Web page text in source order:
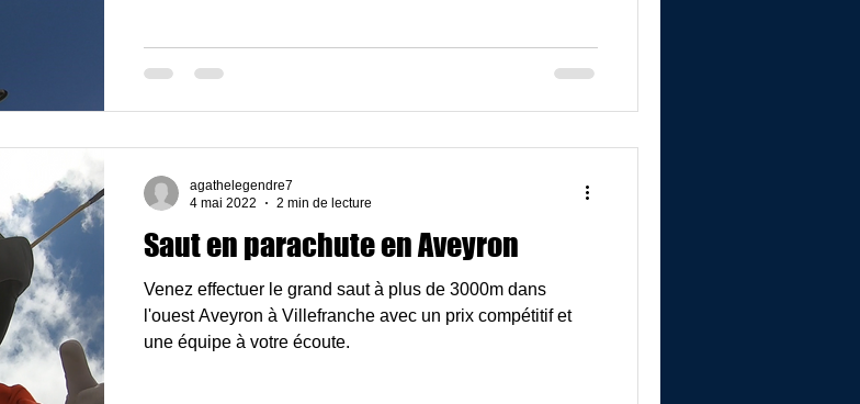
Saut en parachute en Aveyron
Venez effectuer le grand saut à plus de 3000m dans
l'ouest Aveyron à Villefranche avec un prix compétitif et
une équipe à votre écoute.
agathelegendre7
4 mai 2022
2 min de lecture